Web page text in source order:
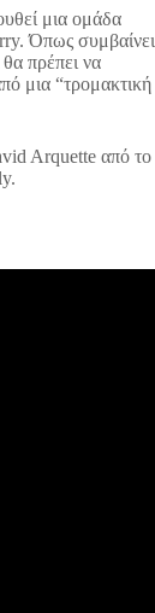
μια ομάδα
Όπως συμβαίνει
πρέπει να
μια “τρομακτική
Arquette από το